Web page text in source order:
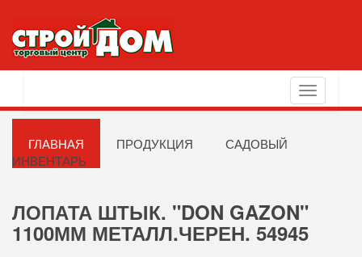
Toggle
navigation
ГЛАВНАЯ ПРОДУКЦИЯ
САДОВЫЙ
ИНВЕНТАРЬ
ЛОПАТА ШТЫК. "DON GAZON"
1100ММ МЕТАЛЛ.ЧЕРЕН. 54945